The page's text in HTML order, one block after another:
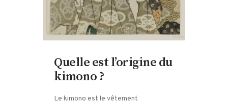
Quelle est l’origine du
kimono ?
Le kimono est le vêtement